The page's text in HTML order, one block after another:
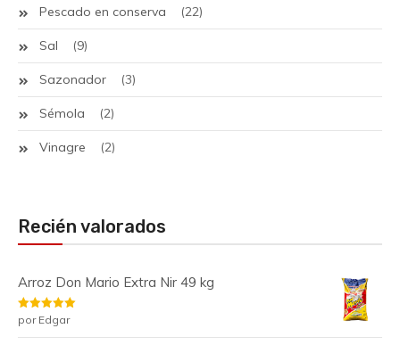
Pescado en conserva (22)
Sal (9)
Sazonador (3)
Sémola (2)
Vinagre (2)
Recién valorados
Arroz Don Mario Extra Nir 49 kg
Valorado
con
de 5
por Edgar